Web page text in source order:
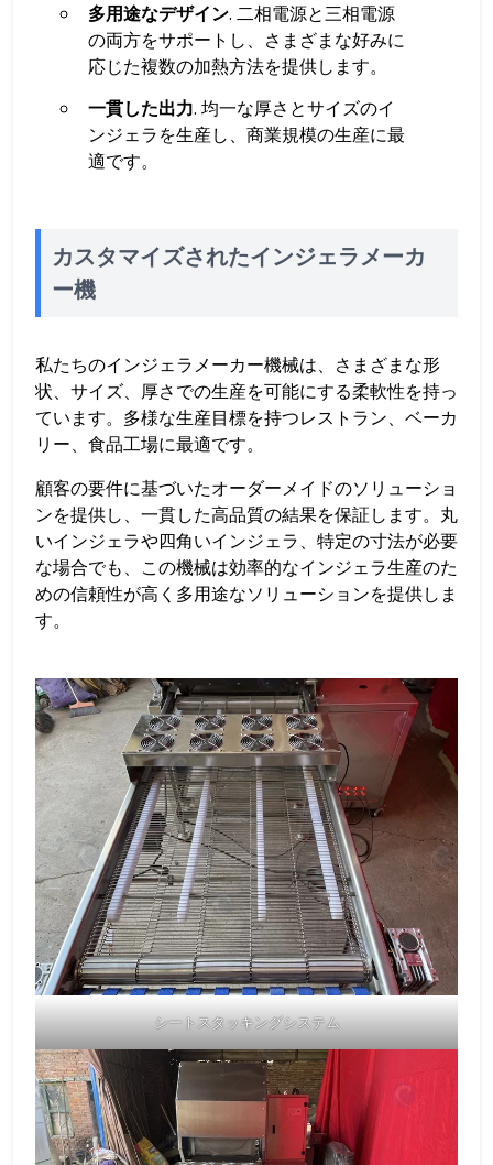
多用途なデザイン. 二相電源と三相電源
の両方をサポートし、さまざまな好みに
応じた複数の加熱方法を提供します。
一貫した出力. 均一な厚さとサイズのイ
ンジェラを生産し、商業規模の生産に最
適です。
カスタマイズされたインジェラメーカ
ー機
私たちのインジェラメーカー機械は、さまざまな形
状、サイズ、厚さでの生産を可能にする柔軟性を持っ
ています。多様な生産目標を持つレストラン、ベーカ
リー、食品工場に最適です。
顧客の要件に基づいたオーダーメイドのソリューショ
ンを提供し、一貫した高品質の結果を保証します。丸
いインジェラや四角いインジェラ、特定の寸法が必要
な場合でも、この機械は効率的なインジェラ生産のた
めの信頼性が高く多用途なソリューションを提供しま
す。
シートスタッキングシステム